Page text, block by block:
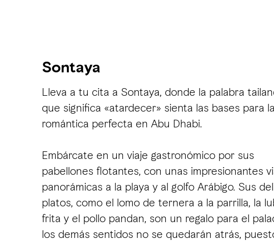
Sontaya
Lleva a tu cita a Sontaya, donde la palabra
que significa «atardecer» sienta las bases para
romántica perfecta en Abu Dhabi.
Embárcate en un viaje gastronómico por sus
pabellones flotantes, con unas impresionantes
panorámicas a la playa y al golfo Arábigo. Sus
platos, como el lomo de ternera a la parrilla, la
frita y el pollo pandan, son un regalo para el
los demás sentidos no se quedarán atrás,